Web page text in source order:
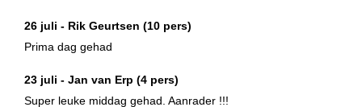
26 juli - Rik Geurtsen (10 pers)
Prima dag gehad
23 juli - Jan van Erp (4 pers)
Super leuke middag gehad. Aanrader !!!